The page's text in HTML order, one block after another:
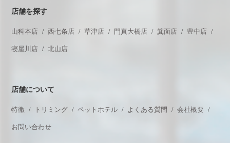
店舗を探す
山科本店 西七条店 草津店 門真大橋店 箕面店 豊中店
寝屋川店 北山店
店舗について
特徴 トリミング ペットホテル よくある質問 会社概要
お問い合わせ